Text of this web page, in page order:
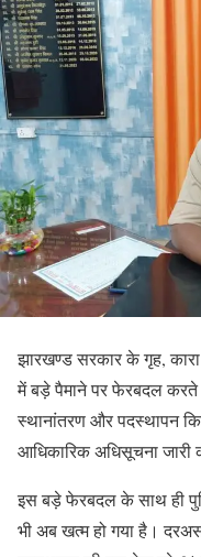
झारखण्ड सरकार के गृह,
में बड़े पैमाने पर फेरबदल करते
स्थानांतरण और पदस्थापन
आधिकारिक अधिसूचना जारी
इस बड़े फेरबदल के साथ ही
भी अब खत्म हो गया है।